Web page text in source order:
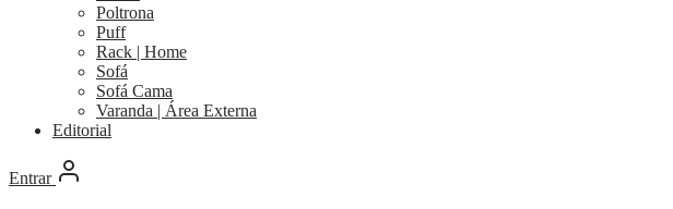
Poltrona
Puff
Rack | Home
Sofá
Sofá Cama
Varanda | Área Externa
Editorial
Entrar